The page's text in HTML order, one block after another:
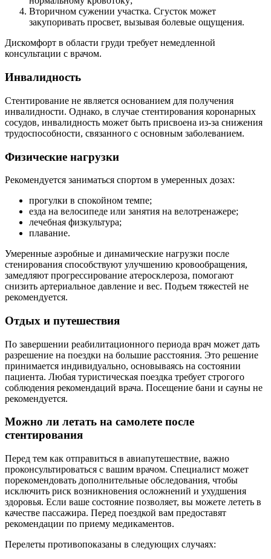
Вторичном сужении участка. Сгусток может
закупоривать просвет, вызывая болевые ощущения.
Дискомфорт в области груди требует немедленной
консультации с врачом.
Инвалидность
Стентирование не является основанием для получения
инвалидности. Однако, в случае стентирования коронарных
сосудов, инвалидность может быть присвоена из-за снижения
трудоспособности, связанного с основным заболеванием.
Физические нагрузки
Рекомендуется заниматься спортом в умеренных дозах:
прогулки в спокойном темпе;
езда на велосипеде или занятия на велотренажере;
лечебная физкультура;
плавание.
Умеренные аэробные и динамические нагрузки после
стенирования способствуют улучшению кровообращения,
замедляют прогрессирование атеросклероза, помогают
снизить артериальное давление и вес. Подъем тяжестей не
рекомендуется.
Отдых и путешествия
По завершении реабилитационного периода врач может дать
разрешение на поездки на большие расстояния. Это решение
принимается индивидуально, основываясь на состоянии
пациента. Любая туристическая поездка требует строгого
соблюдения рекомендаций врача. Посещение бани и сауны не
рекомендуется.
Можно ли летать на самолете после
стентирования
Перед тем как отправиться в авиапутешествие, важно
проконсультироваться с вашим врачом. Специалист может
порекомендовать дополнительные обследования, чтобы
исключить риск возникновения осложнений и ухудшения
здоровья. Если ваше состояние позволяет, вы можете лететь в
качестве пассажира. Перед поездкой вам предоставят
рекомендации по приему медикаментов.
Перелеты противопоказаны в следующих случаях: